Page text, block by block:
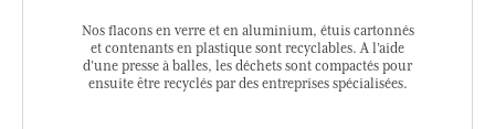
Nos flacons en verre et en aluminium, étuis cartonnés
et contenants en plastique sont recyclables. A l’aide
d’une presse à balles, les déchets sont compactés pour
ensuite être recyclés par des entreprises spécialisées.